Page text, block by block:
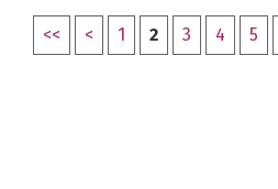
<< < 1 2 3 4 5